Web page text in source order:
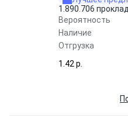
1.890.706
Вероятность
Наличие
Отгрузка
1.42 p.